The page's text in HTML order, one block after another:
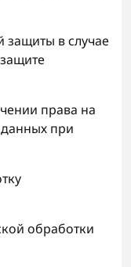
защиты в случае
права на
при
обработки